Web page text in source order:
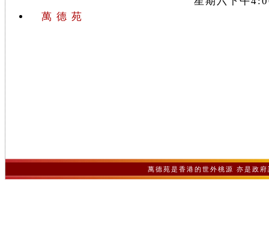
萬 德 苑
萬德苑是香港的世外桃源 亦是